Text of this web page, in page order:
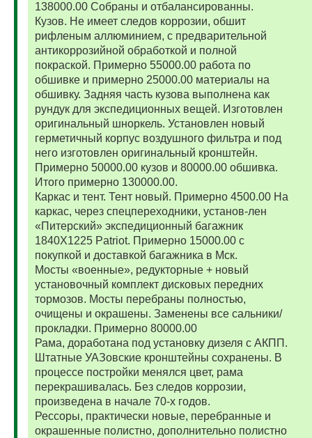
138000.00 Собраны и отбалансированны.
Кузов. Не имеет следов коррозии, обшит
рифленым аллюминием, с предварительной
антикоррозийной обработкой и полной
покраской. Примерно 55000.00 работа по
обшивке и примерно 25000.00 материалы на
обшивку. Задняя часть кузова выполнена как
рундук для экспедиционных вещей. Изготовлен
оригинальный шноркель. Установлен новый
герметичный корпус воздушного фильтра и под
него изготовлен оригинальный кронштейн.
Примерно 50000.00 кузов и 80000.00 обшивка.
Итого примерно 130000.00.
Каркас и тент. Тент новый. Примерно 4500.00 На
каркас, через спецпереходники, установ-лен
«Питерский» экспедиционный багажник
1840Х1225 Patriot. Примерно 15000.00 с
покупкой и доставкой багажника в Мск.
Мосты «военные», редукторные + новый
установочный комплект дисковых передних
тормозов. Мосты перебраны полностью,
очищены и окрашены. Заменены все сальники/
прокладки. Примерно 80000.00
Рама, доработана под установку дизеля с АКПП.
Штатные УАЗовские кронштейны сохранены. В
процессе постройки менялся цвет, рама
перекрашивалась. Без следов коррозии,
произведена в начале 70-х годов.
Рессоры, практически новые, перебранные и
окрашенные полистно, дополнительно полистно